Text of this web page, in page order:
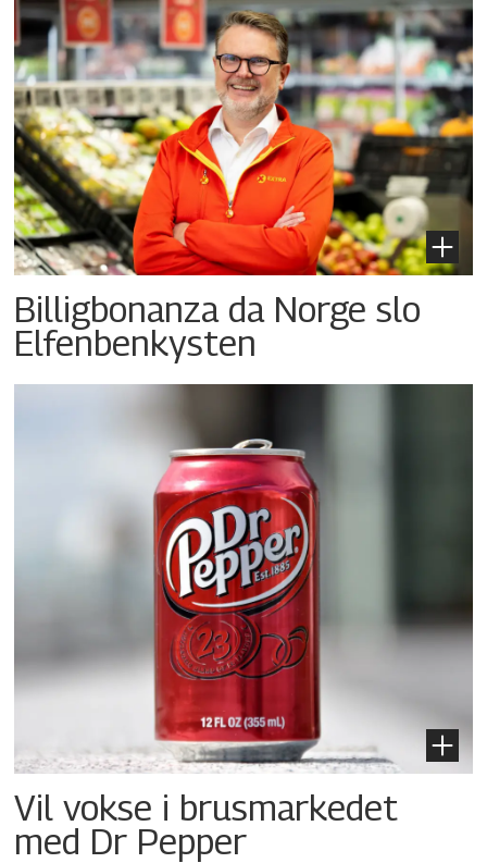
Billigbonanza da Norge slo
Elfenbenkysten
Vil vokse i brusmarkedet
med Dr Pepper